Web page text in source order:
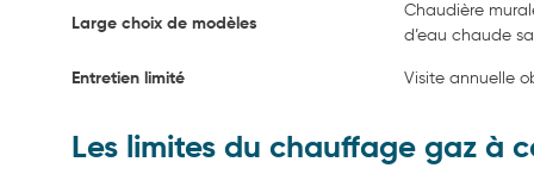
Large choix de modèles
Chaudière
d’eau chaude
Entretien limité Visite annuelle
Les limites du chauffage gaz à